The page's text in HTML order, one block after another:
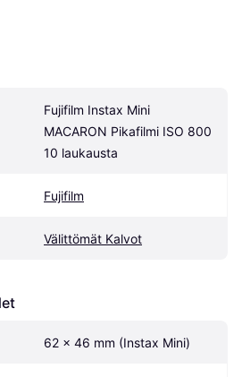
Fujifilm Instax Mini
MACARON Pikafilmi ISO 800
10 laukausta
Fujifilm
Välittömät Kalvot
62 x 46 mm (Instax Mini)